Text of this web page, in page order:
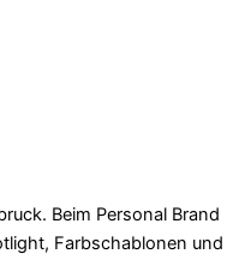
Beim Personal Brand
Farbschablonen und